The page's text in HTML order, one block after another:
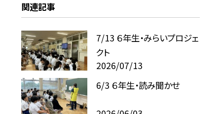
関連記事
7/13 ６年生・みらいプロジェ
クト
2026/07/13
6/3 ６年生・読み聞かせ